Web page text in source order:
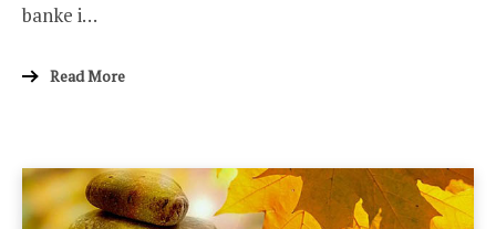
banke i…
Read More